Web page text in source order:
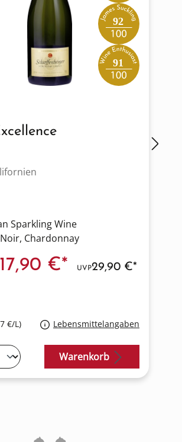
92
91
Sparkling Wine
, Chardonnay
€/L) Lebensmittelangaben
17,90 €* UVP29,90 €*
Warenkorb